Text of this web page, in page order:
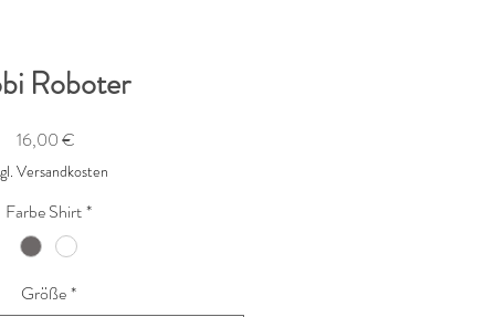
Roboter
16,00 €Preis
Versandkosten
Farbe Shirt*
Größe*